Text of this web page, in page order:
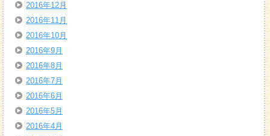
2016年12月
2016年11月
2016年10月
2016年9月
2016年8月
2016年7月
2016年6月
2016年5月
2016年4月